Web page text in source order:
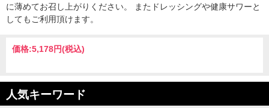
に薄めてお召し上がりください。 またドレッシングや健康サワーと
してもご利用頂けます。
価格:5,178円(税込)
人気キーワード